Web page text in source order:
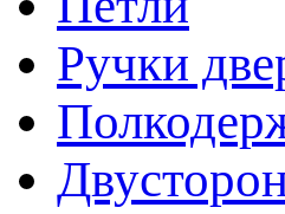
Ручки